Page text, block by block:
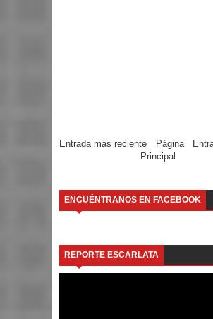
Entrada más reciente
Página
Principal
ENCUÉNTRANOS EN FACEBOOK
REPORTE ESCARLATA